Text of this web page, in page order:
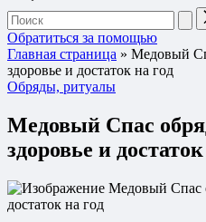
Поиск
для:
Обратиться за помощью
Главная страница » Медовый
здоровье и достаток на год
Опубликовано
Обряды, ритуалы
Медовый Спас
здоровье и